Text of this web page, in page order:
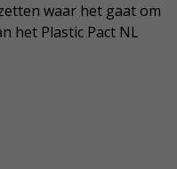
waar het gaat om
het Plastic Pact NL